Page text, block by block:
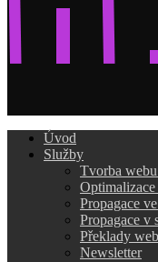
Úvod
Služby
Tvorba
Propagace
Propagace v
Překlady
Newsletter